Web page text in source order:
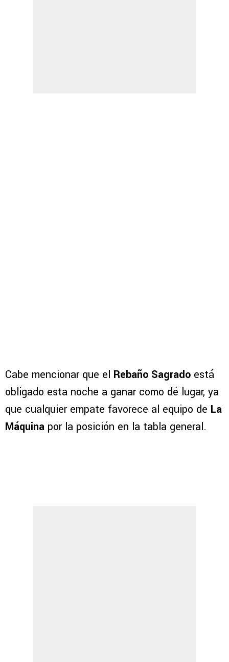
Cabe mencionar que el Rebaño Sagrado está
obligado esta noche a ganar como dé lugar, ya
que cualquier empate favorece al equipo de La
Máquina por la posición en la tabla general.